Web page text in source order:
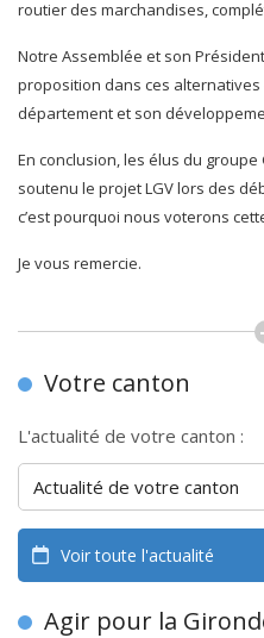
routier des marchandises,
Notre Assemblée et son
proposition dans ces
département et son
En conclusion, les élus du
soutenu le projet LGV lors des
c’est pourquoi nous voterons
Je vous remercie.
Votre canton
L'actualité de votre canton :
Voir toute l'actualité
Agir pour la